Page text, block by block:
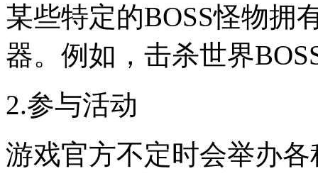
某些特定的BOSS怪物拥
器。例如，击杀世界
2.参与活动
游戏官方不定时会举办